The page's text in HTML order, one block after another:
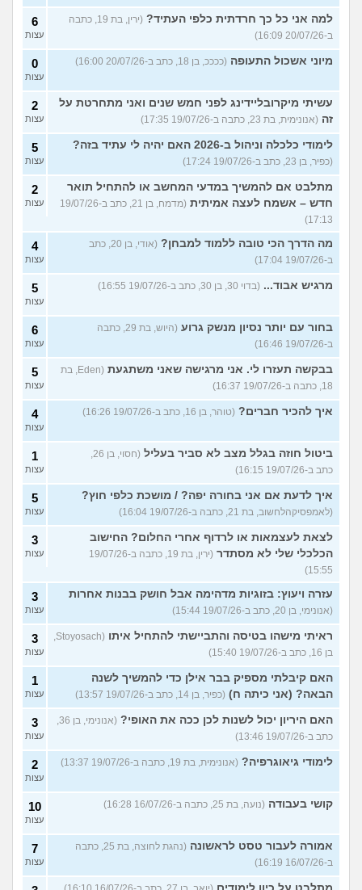
למה אני כל כך חרדתית כלפי העתיד?
(ירין, בת 19, כתבה
ב-20/07/26 16:09)
6
עצות
מיוני אשכול התעופה (ככככ, בן 18, כתב ב-20/07/26 16:00) 0
עצות
עשיתי מיקרובליידינג לפני חמש שנים ואני מתחרטת על
זה (אנונימית, בת 23, כתבה ב-19/07/26 17:35)
2
עצות
לימודי כלכלה וניהול ב-2026 האם יהיה לי עתיד בזה?
(כפיר, בן 23, כתב ב-19/07/26 17:24)
5
עצות
מתלבט אם להמשיך במדעי המחשב או להתחיל תואר
חדש – אשמח לעצה אמיתית
(מדמח, בן 21, כתב ב-19/07/26
17:13)
2
עצות
מה הדרך הכי טובה ללמוד למבחן?
(אודי, בן 20, כתב
ב-19/07/26 17:04)
4
עצות
מרגיש אבוד... (בדוי 30, בן 30, כתב ב-19/07/26 16:55) 5
עצות
בחור עם יותר נסיון מנשק גרוע
(היוש, בת 29, כתבה
ב-19/07/26 16:46)
6
עצות
בבקשה תעזרו לי. אני מרגישה שאני משתגעת
(Eden, בת
18, כתבה ב-19/07/26 16:37)
5
עצות
איך להכיר חברים? (טוהר, בן 16, כתב ב-19/07/26 16:26) 4
עצות
ביטול חוזה בגלל מצב לא סביר בעליל
כתב ב-19/07/26 16:15)
1
עצות
איך לדעת אם אני בחורה יפה? / מושכת כלפי חוץ?
(לאמפסיקהלחשוב, בת 21, כתבה ב-19/07/26 16:04)
5
עצות
לצאת לעצמאות או לרדוף אחרי החלום? החישוב
הכלכלי שלי לא מסתדר
(ירין, בת 19, כתבה ב-19/07/26
15:55)
3
עצות
עזרה ויעוץ: בזוגיות מדהימה אבל חושק בבנות אחרות
(אנונימי, בן 20, כתב ב-19/07/26 15:44)
3
עצות
ראיתי מישהו בטיסה והתביישתי להתחיל איתו
בן 16, כתב ב-19/07/26 15:40)
3
עצות
האם קיבלתי מספיק בבר אילן כדי להמשיך לשנה
הבאה? (אני כיתה ח) (כפיר, בן 14, כתב ב-19/07/26 13:57)
1
עצות
האם היריון יכול לשנות לכן ככה את האופי?
כתב ב-19/07/26 13:46)
3
עצות
לימודי גיאוגרפיה? (אנונימית, בת 19, כתבה ב-19/07/26 13:37) 2
עצות
קושי בעבודה (נועה, בת 25, כתבה ב-16/07/26 16:28) 10
עצות
אמורה לעבור טסט לראשונה
(נהגת לחוצה, בת 25, כתבה
ב-16/07/26 16:19)
7
עצות